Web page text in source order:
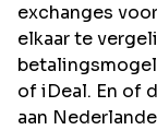
exchanges
elkaar te
of iDeal. En of
aan